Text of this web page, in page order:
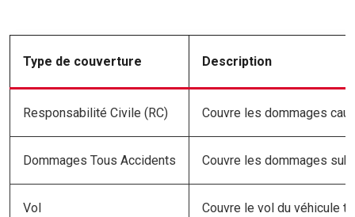
Type de couverture Description
Responsabilité Civile (RC) Couvre les dommages
Dommages Tous Accidents Couvre les dommages
Vol Couvre le vol du véhicule